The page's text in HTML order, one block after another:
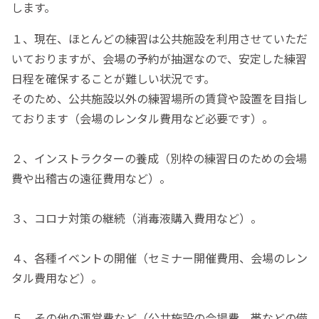
します。
１、現在、ほとんどの練習は公共施設を利用させていただ
いておりますが、会場の予約が抽選なので、安定した練習
日程を確保することが難しい状況です。
そのため、公共施設以外の練習場所の賃貸や設置を目指し
ております（会場のレンタル費用など必要です）。
２、インストラクターの養成（別枠の練習日のための会場
費や出稽古の遠征費用など）。
３、コロナ対策の継続（消毒液購入費用など）。
４、各種イベントの開催（セミナー開催費用、会場のレン
タル費用など）。